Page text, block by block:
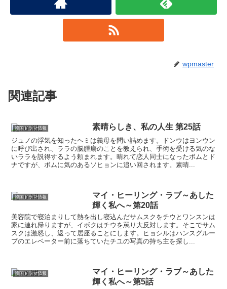
wpmaster
関連記事
韓国ドラマ情報 素晴らしき、私の人生 第25話
ジュノの浮気を知ったヘミは義母を問い詰めます。ドンウはヨンウン
に呼び出され、ララの脳腫瘍のことを教えられ、手術を受ける気のな
いララを説得するよう頼まれます。晴れて恋人同士になったボムとド
ナですが、ボムに気のあるソヒョンに追い回されます。素晴...
韓国ドラマ情報
マイ・ヒーリング・ラブ～あした
輝く私へ～第20話
美容院で寝泊まりして熱を出し寝込んだサムスクをチウとワンスンは
家に連れ帰りますが、イボクはチウを罵り大反対します。そこでサム
スクは激怒し、返って居座ることにします。ヒョシルはハンスグルー
プのエレベーター前に落ちていたチユの写真の持ち主を探し...
韓国ドラマ情報
マイ・ヒーリング・ラブ～あした
輝く私へ～第5話